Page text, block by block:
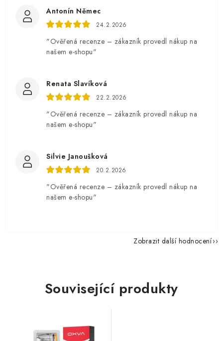
Antonín Němec
24.2.2026
"Ověřená recenze – zákazník provedl nákup na
našem e-shopu"
Renata Slavíková
22.2.2026
"Ověřená recenze – zákazník provedl nákup na
našem e-shopu"
Silvie Janoušková
20.2.2026
"Ověřená recenze – zákazník provedl nákup na
našem e-shopu"
Zobrazit další hodnocení
Související produkty